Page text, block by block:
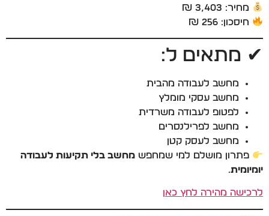
מחיר: 3,403 ₪
חיסכון: 256 ₪
✔ מתאים ל:
מחשב לעבודה מהבית
מחשב עסקי מומלץ
לפטופ לעבודה משרדית
מחשב לפרילנסרים
מחשב לעסק קטן
פתרון מושלם למי שמחפשמחשב בלי תקיעות לעבודה
יומיומית.
לרכישה מהירה לחץ כאן